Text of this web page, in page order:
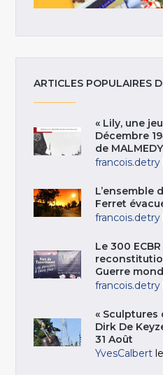
ARTICLES POPULAIRES
« Lily, une
Décembre
de
francois.detry
L’ensemble
Ferret
francois.detry
Le 300
Guerre
francois.detry
« Sculptures
Dirk De
31 Août
YvesCalbert